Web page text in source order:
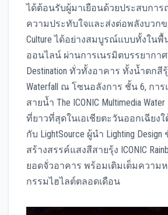
ได้ต้อนรับผู้มาเยือนด้วยประสบกา
ความประทับใจและส่งต่อพลังบวกข
Culture ได้อย่างสมบูรณ์แบบทั้งใน
ออนไลน์ ผ่านการเนรมิตบรรยากาศ
Destination ทั่วทั้งอาคาร ทั้งน้ำตกสีรุ้
Waterfall ณ โซนอลังการ ชั้น 6, กา
สายน้ำ The ICONIC Multimedia
ที่ยาวที่สุดในเอเชียตะวันออกเฉียง
กับ LightSource ผู้นำ Lighting
สร้างสรรค์แสงสีสายรุ้ง ICONIC
ยอดจั่วอาคาร พร้อมเติมเต็มความ
กรรมไฮไลต์ตลอดเดือน